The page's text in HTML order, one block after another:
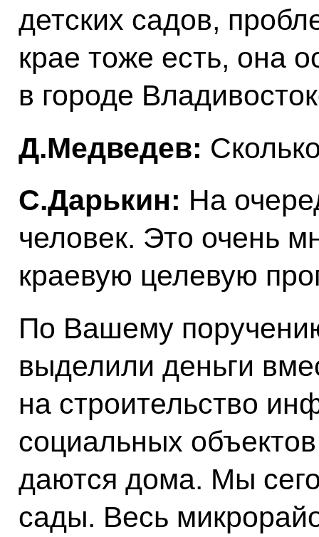
детских садов,
крае тоже есть, она
в городе
Д.Медведев:
С.Дарькин: На
человек. Это очень
краевую целевую
По Вашему
выделили деньги
на строительство
социальных
даются дома. Мы
сады. Весь